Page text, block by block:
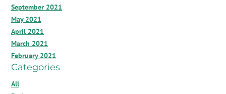
September 2021
May 2021
April 2021
March 2021
February 2021
Categories
All